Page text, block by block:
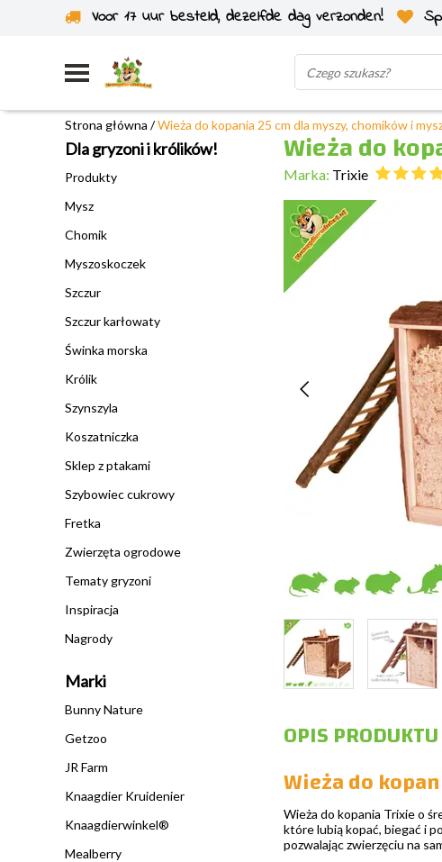
Voor 17 uur besteld, dezelfde dag verzonden!
Wysyłka z własnego magazynu
Strona główna /Wieża do kopania 25 cm dla myszy, chomików i
Dla gryzoni i królików!
Produkty
Mysz
Chomik
Myszoskoczek
Szczur
Szczur karłowaty
Świnka morska
Królik
Szynszyla
Koszatniczka
Sklep z ptakami
Szybowiec cukrowy
Fretka
Zwierzęta ogrodowe
Tematy gryzoni
Inspiracja
Nagrody
Marki
Bunny Nature
Getzoo
JR Farm
Knaagdier Kruidenier
Knaagdierwinkel®
Mealberry
Wieża do
Marka: Trixie
OPIS PRODUKTU
Wieża do
Wieża do kopania Trixie o
które lubią kopać, biegać i
pozwalając zwierzęciu na